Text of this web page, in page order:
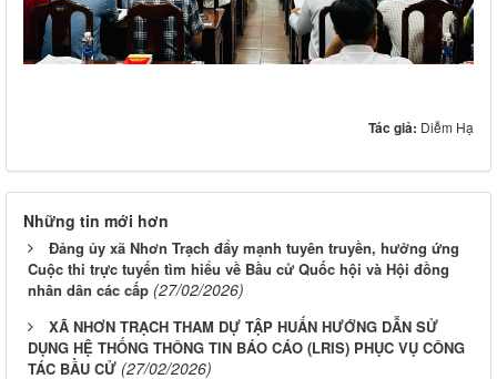
Tác giả: Diễm Hạ
Những tin mới hơn
Đảng ủy xã Nhơn Trạch đẩy mạnh tuyên truyền, hưởng ứng
Cuộc thi trực tuyến tìm hiểu về Bầu cử Quốc hội và Hội đồng
nhân dân các cấp (27/02/2026)
XÃ NHƠN TRẠCH THAM DỰ TẬP HUẤN HƯỚNG DẪN SỬ
DỤNG HỆ THỐNG THÔNG TIN BÁO CÁO (LRIS) PHỤC VỤ CÔNG
TÁC BẦU CỬ (27/02/2026)